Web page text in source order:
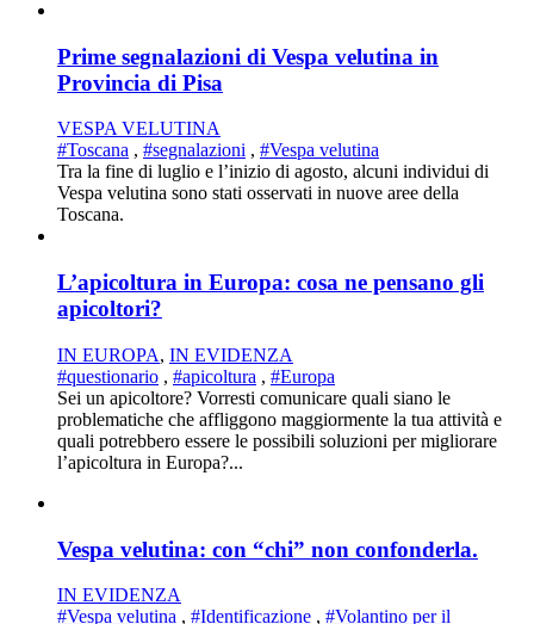
Prime segnalazioni di Vespa velutina in
Provincia di Pisa
VESPA VELUTINA
#Toscana , #segnalazioni , #Vespa velutina
Tra la fine di luglio e l’inizio di agosto, alcuni individui di
Vespa velutina sono stati osservati in nuove aree della
Toscana.
L’apicoltura in Europa: cosa ne pensano gli
apicoltori?
IN EUROPA, IN EVIDENZA
#questionario , #apicoltura , #Europa
Sei un apicoltore? Vorresti comunicare quali siano le
problematiche che affliggono maggiormente la tua attività e
quali potrebbero essere le possibili soluzioni per migliorare
l’apicoltura in Europa?...
Vespa velutina: con “chi” non confonderla.
IN EVIDENZA
#Vespa velutina , #Identificazione , #Volantino per il